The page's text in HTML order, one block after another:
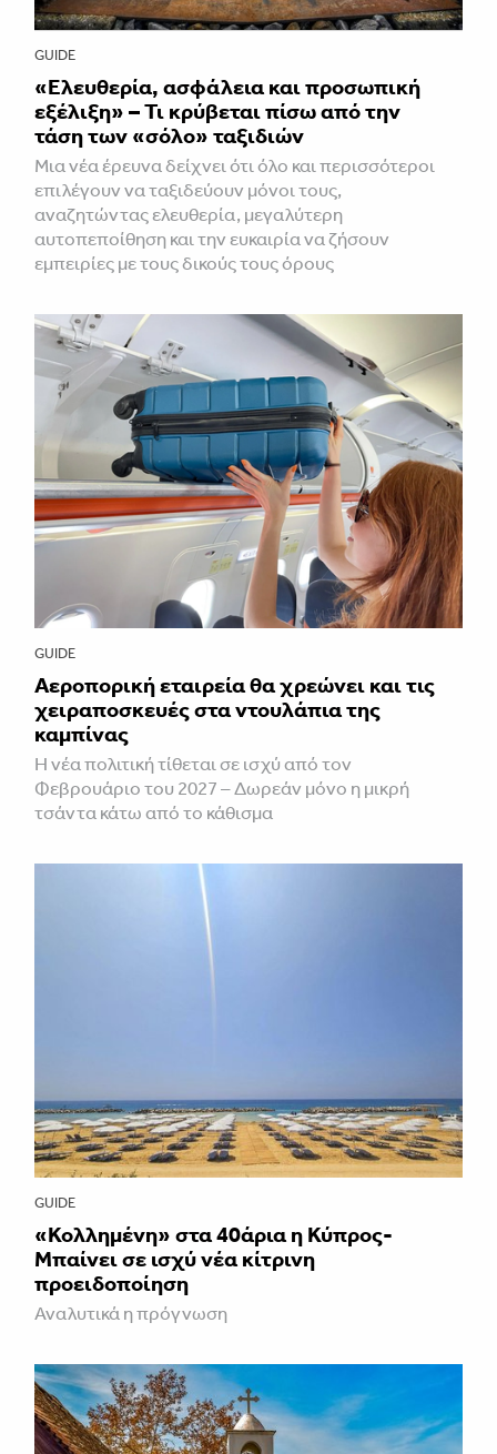
GUIDE
«Ελευθερία, ασφάλεια και προσωπική
εξέλιξη» – Τι κρύβεται πίσω από την
τάση των «σόλο» ταξιδιών
Μια νέα έρευνα δείχνει ότι όλο και περισσότεροι
επιλέγουν να ταξιδεύουν μόνοι τους,
αναζητώντας ελευθερία, μεγαλύτερη
αυτοπεποίθηση και την ευκαιρία να ζήσουν
εμπειρίες με τους δικούς τους όρους
GUIDE
Αεροπορική εταιρεία θα χρεώνει και τις
χειραποσκευές στα ντουλάπια της
καμπίνας
Η νέα πολιτική τίθεται σε ισχύ από τον
Φεβρουάριο του 2027 – Δωρεάν μόνο η μικρή
τσάντα κάτω από το κάθισμα
GUIDE
«Κολλημένη» στα 40άρια η Κύπρος-
Μπαίνει σε ισχύ νέα κίτρινη
προειδοποίηση
Αναλυτικά η πρόγνωση